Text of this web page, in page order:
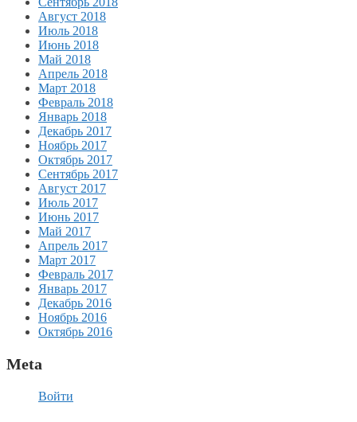
Август 2018
Июль 2018
Июнь 2018
Май 2018
Апрель 2018
Март 2018
Февраль 2018
Январь 2018
Декабрь 2017
Ноябрь 2017
Октябрь 2017
Сентябрь 2017
Август 2017
Июль 2017
Июнь 2017
Май 2017
Апрель 2017
Март 2017
Февраль 2017
Январь 2017
Декабрь 2016
Ноябрь 2016
Октябрь 2016
Meta
Войти